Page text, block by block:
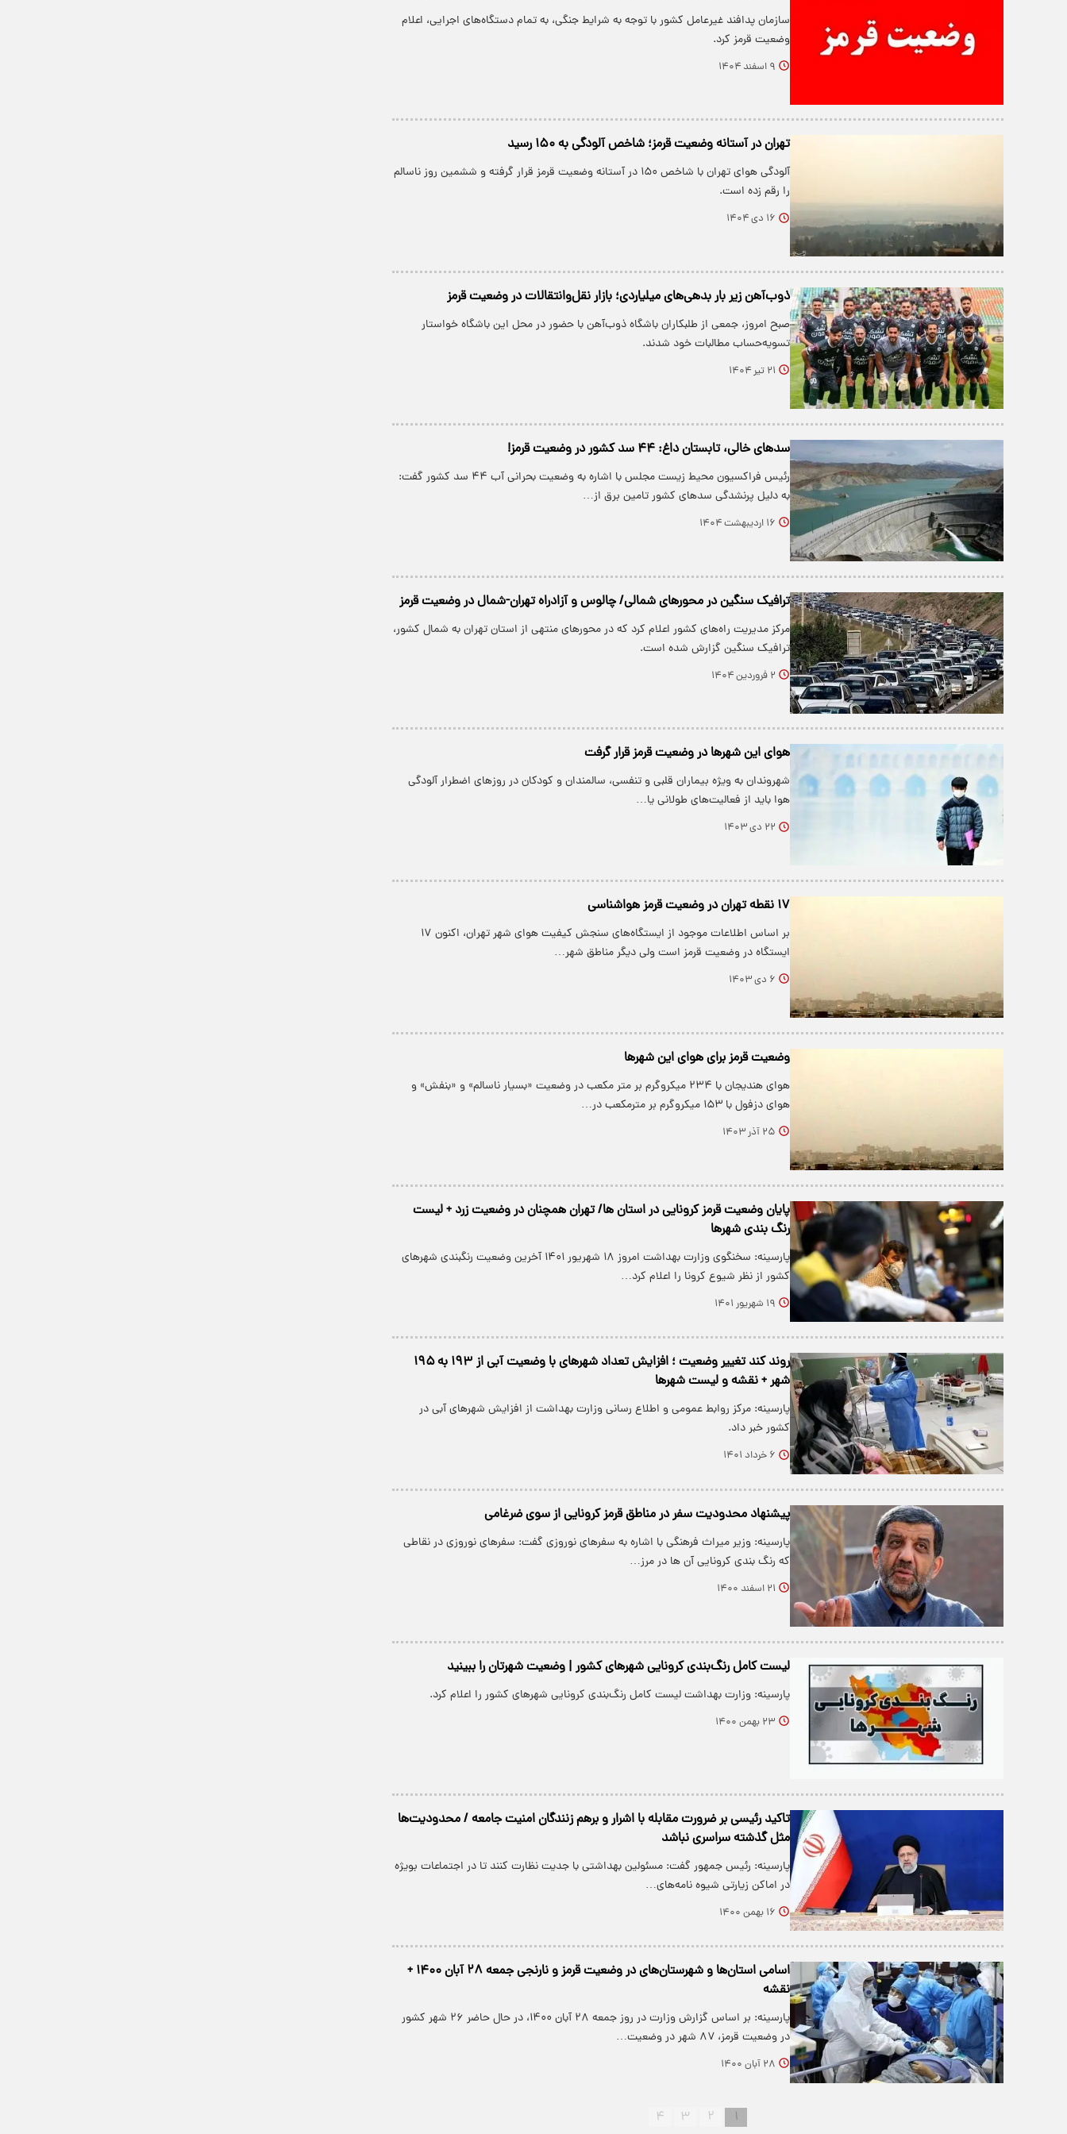
سازمان پدافند غیرعامل کشور با توجه به شرایط جنگی، به تمام دستگاه‌های اجرایی، اعلام
وضعیت قرمز کرد.
۹ اسفند ۱۴۰۴
تهران در آستانه وضعیت قرمز؛ شاخص آلودگی به ۱۵۰ رسید
آلودگی هوای تهران با شاخص ۱۵۰ در آستانه وضعیت قرمز قرار گرفته و ششمین روز ناسالم
را رقم زده است.
۱۶ دی ۱۴۰۴
ذوب‌آهن زیر بار بدهی‌های میلیاردی؛ بازار نقل‌وانتقالات در وضعیت قرمز
صبح امروز، جمعی از طلبکاران باشگاه ذوب‌آهن با حضور در محل این باشگاه خواستار
تسویه‌حساب مطالبات خود شدند.
۲۱ تیر ۱۴۰۴
سدهای خالی، تابستان داغ: ۴۴ سد کشور در وضعیت قرمز!
رئیس فراکسیون محیط زیست مجلس با اشاره به وضعیت بحرانی آب ۴۴ سد کشور گفت:
به دلیل پرنشدگی سدهای کشور تامین برق از…
۱۶ اردیبهشت ۱۴۰۴
ترافیک سنگین در محورهای شمالی/ چالوس و آزادراه تهران-شمال در وضعیت قرمز
مرکز مدیریت راه‌های کشور اعلام کرد که در محورهای منتهی از استان تهران به شمال کشور،
ترافیک سنگین گزارش شده است.
۲ فروردین ۱۴۰۴
هوای این شهرها در وضعیت قرمز قرار گرفت
شهروندان به ویژه بیماران قلبی و تنفسی، سالمندان و کودکان در روزهای اضطرار آلودگی
هوا باید از فعالیت‌های طولانی یا…
۲۲ دی ۱۴۰۳
۱۷ نقطه تهران در وضعیت قرمز هواشناسی
بر اساس اطلاعات موجود از ایستگاه‌های سنجش کیفیت هوای شهر تهران، اکنون ۱۷
ایستگاه در وضعیت قرمز است ولی دیگر مناطق شهر…
۶ دی ۱۴۰۳
وضعیت قرمز برای هوای این شهرها
هوای هندیجان با ۲۳۴ میکروگرم بر متر مکعب در وضعیت «بسیار ناسالم» و «بنفش» و
هوای دزفول با ۱۵۳ میکروگرم بر مترمکعب در…
۲۵ آذر ۱۴۰۳
پایان وضعیت قرمز کرونایی در استان ها/ تهران همچنان در وضعیت زرد + لیست
رنگ بندی شهرها
پارسینه: سخنگوی وزارت بهداشت امروز ۱۸ شهریور ۱۴۰۱ آخرین وضعیت رنگبندی شهر‌های
کشور از نظر شیوع کرونا را اعلام کرد…
۱۹ شهریور ۱۴۰۱
روند کند تغییر وضعیت ؛ افزایش تعداد شهرهای با وضعیت آبی از ۱۹۳ به ۱۹۵
شهر + نقشه و لیست شهرها
پارسینه: مرکز روابط عمومی و اطلاع رسانی وزارت بهداشت از افزایش شهرهای آبی در
کشور خبر داد.
۶ خرداد ۱۴۰۱
پیشنهاد محدودیت سفر در مناطق قرمز کرونایی از سوی ضرغامی
پارسینه: وزیر میراث فرهنگی با اشاره به سفرهای نوروزی گفت: سفرهای نوروزی در نقاطی
که رنگ بندی کرونایی آن ها در مرز…
۲۱ اسفند ۱۴۰۰
لیست کامل رنگ‌بندی کرونایی شهرهای کشور | وضعیت شهرتان را ببینید
پارسینه: وزارت بهداشت لیست کامل رنگ‌بندی کرونایی شهرهای کشور را اعلام کرد.
۲۳ بهمن ۱۴۰۰
تاکید رئیسی بر ضرورت مقابله با اشرار و برهم زنندگان امنیت جامعه / محدودیت‌ها
مثل گذشته سراسری نباشد
پارسینه: رئیس جمهور گفت: مسئولین بهداشتی با جدیت نظارت کنند تا در اجتماعات بویژه
در اماکن زیارتی شیوه نامه‌های…
۱۶ بهمن ۱۴۰۰
اسامی استان‌ها و شهرستان‌های در وضعیت قرمز و نارنجی جمعه ۲۸ آبان ۱۴۰۰ +
نقشه
پارسینه: بر اساس گزارش وزارت در روز جمعه ۲۸ آبان ۱۴۰۰، در حال حاضر ۲۶ شهر کشور
در وضعیت قرمز، ۸۷ شهر در وضعیت…
۲۸ آبان ۱۴۰۰
۱ ۲ ۳ ۴